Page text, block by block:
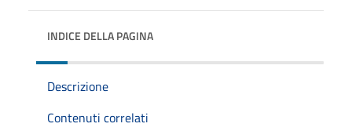
INDICE DELLA PAGINA
Descrizione
Contenuti correlati